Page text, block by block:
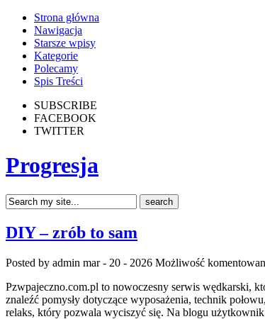
Strona główna
Nawigacja
Starsze wpisy
Kategorie
Polecamy
Spis Treści
SUBSCRIBE
FACEBOOK
TWITTER
Progresja
DIY – zrób to sam
Posted by admin mar - 20 - 2026 Możliwość
Pzwpajeczno.com.pl to nowoczesny serwis wędkarski,
znaleźć pomysły dotyczące wyposażenia, technik
relaks, który pozwala wyciszyć się. Na blogu